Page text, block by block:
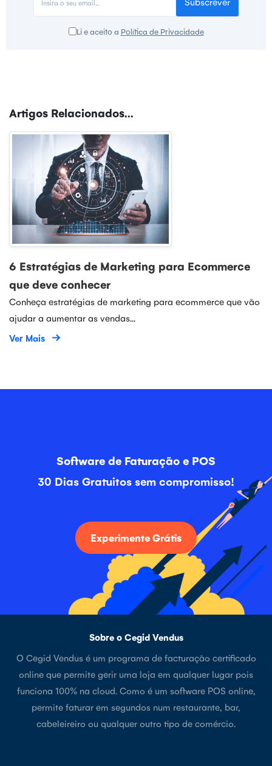
Li e aceito a Política de Privacidade
Artigos Relacionados...
6 Estratégias de Marketing para Ecommerce
que deve conhecer
Conheça estratégias de marketing para ecommerce que vão
ajudar a aumentar as vendas...
Ver Mais
Software de Faturação e POS
30 Dias Gratuitos sem compromisso!
Experimente Grátis
Sobre o Cegid Vendus
O Cegid Vendus é um programa de facturação certificado
online que permite gerir uma loja em qualquer lugar pois
funciona 100% na cloud. Como é um software POS online,
permite faturar em segundos num restaurante, bar,
cabeleireiro ou qualquer outro tipo de comércio.